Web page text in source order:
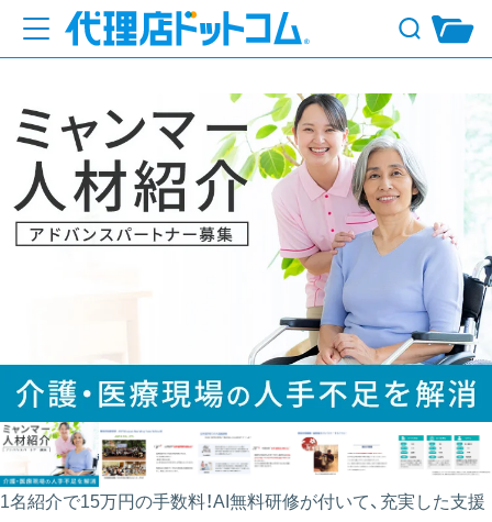
1名紹介で15万円の手数料！AI無料研修が付いて、充実した支援